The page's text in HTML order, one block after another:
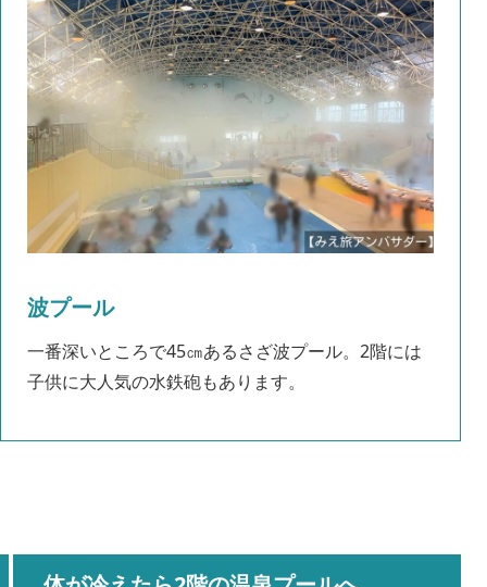
波プール
一番深いところで45㎝あるさざ波プール。2階には
子供に大人気の水鉄砲もあります。